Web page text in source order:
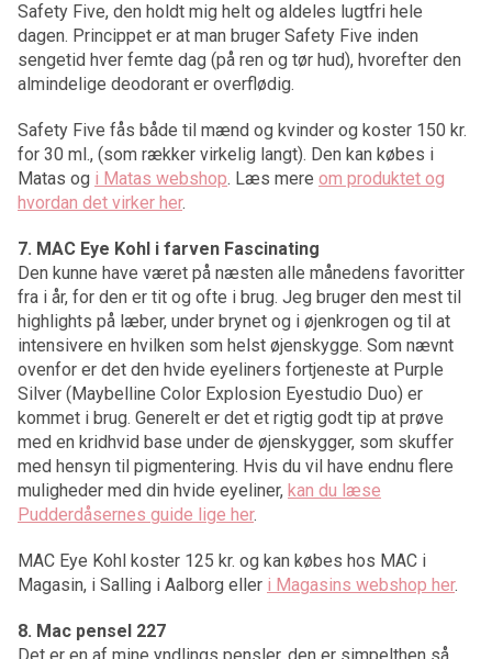
Safety Five, den holdt mig helt og aldeles lugtfri hele
dagen. Princippet er at man bruger Safety Five inden
sengetid hver femte dag (på ren og tør hud), hvorefter den
almindelige deodorant er overflødig.
Safety Five fås både til mænd og kvinder og koster 150 kr.
for 30 ml., (som rækker virkelig langt). Den kan købes i
Matas og i Matas webshop. Læs mere om produktet og
hvordan det virker her.
7. MAC Eye Kohl i farven Fascinating
Den kunne have været på næsten alle månedens favoritter
fra i år, for den er tit og ofte i brug. Jeg bruger den mest til
highlights på læber, under brynet og i øjenkrogen og til at
intensivere en hvilken som helst øjenskygge. Som nævnt
ovenfor er det den hvide eyeliners fortjeneste at Purple
Silver (Maybelline Color Explosion Eyestudio Duo) er
kommet i brug. Generelt er det et rigtig godt tip at prøve
med en kridhvid base under de øjenskygger, som skuffer
med hensyn til pigmentering. Hvis du vil have endnu flere
muligheder med din hvide eyeliner, kan du læse
Pudderdåsernes guide lige her.
MAC Eye Kohl koster 125 kr. og kan købes hos MAC i
Magasin, i Salling i Aalborg eller i Magasins webshop her.
8. Mac pensel 227